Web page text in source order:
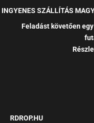
INGYENES SZÁLLÍTÁS
Feladást követően
RDROP.HU